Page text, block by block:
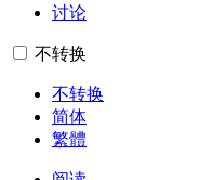
讨论
不转换
不转换
简体
繁體